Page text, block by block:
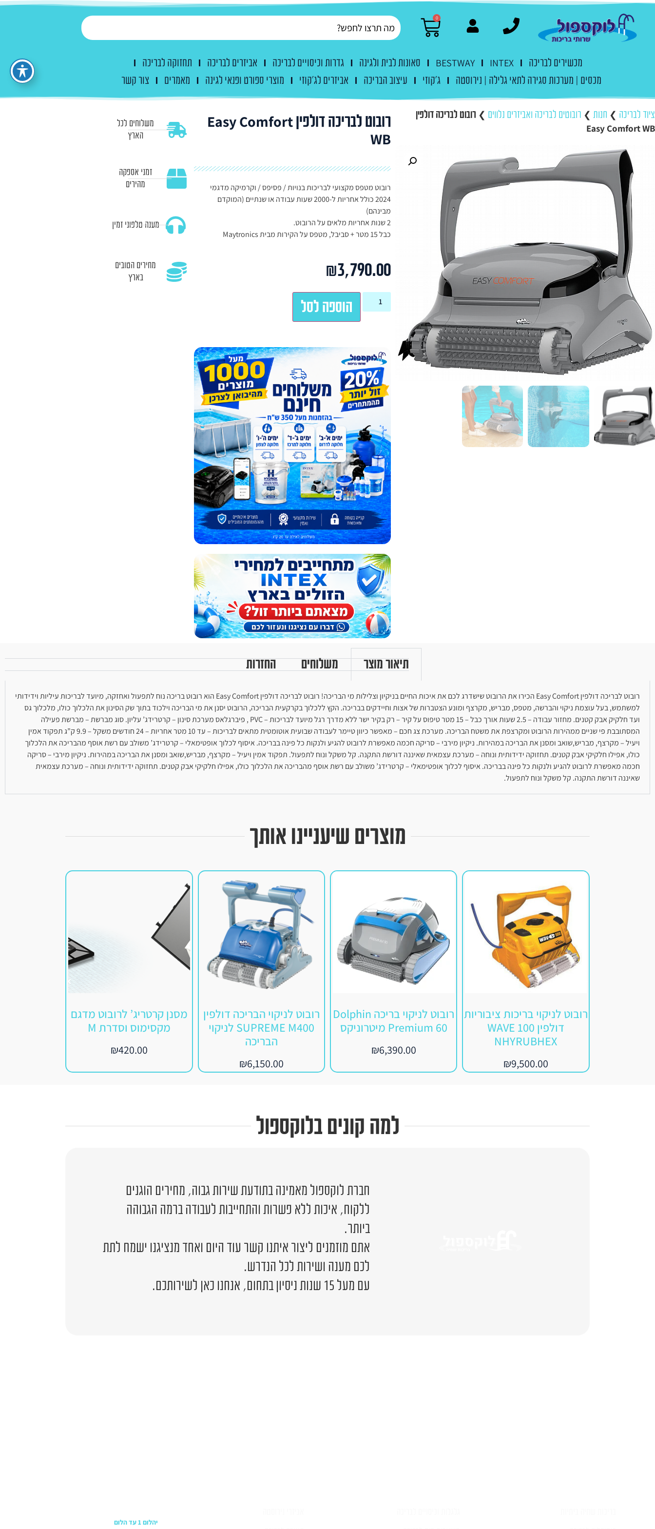
0
מכשירים לבריכה INTEX
BESTWAY סאונות לבית ולגינה גדרות וכיסויים לבריכה אביזרים לבריכה
תחזוקה לבריכה
מכסים | מערכות סגירה לתאי גלילה | נירוסטה
ג'קוזי עיצוב הבריכה אביזרים לג'קוזי מוצרי ספורט ופנאי לגינה מאמרים צור קשר
ציוד לבריכה ❯ חנות ❯ רובוטים לבריכה ואביזרים נלווים ❯ רובוט לבריכה דולפין
Easy Comfort WB
רובוט לבריכה דולפין Easy Comfort
WB
רובוט מטפס מקצועי לבריכות בנויות / פסיפס / וקרמיקה מדגמי
2024 כולל אחריות ל-2000 שעות עבודה או שנתיים (המוקדם
מבינהם)
2 שנות אחריות מלאים על הרובוט.
כבל 15 מטר + סביבל, מטפס על הקירות מבית Maytronics
₪3,790.00
הוספה לסל
משלוחים לכל
הארץ
זמני אספקה
מהירים
מענה טלפוני זמין
מחירים הטובים
בארץ
תיאור מוצר משלוחים החזרות
רובוט לבריכה דולפין Easy Comfort הכירו את הרובוט שישדרג לכם את איכות החיים בניקיון וצלילות מי הבריכה! רובוט לבריכה דולפין Easy Comfort הוא רובוט בריכה נוח לתפעול ואחזקה, מיועד לבריכות עיליות וידידותי
למשתמש, בעל עוצמת ניקוי והברשה, מטפס, מבריש, מקרצף ומונע הצטברות של אצות וחיידקים בבריכה. הקץ ללכלוך בקרקעית הבריכה, הרובוט יסנן את מי הבריכה וילכוד בתוך שק הסינון את הלכלוך כולו, מלכלוך גס
ועד חלקיק אבק קטנים. מחזור עבודה – 2.5 שעות אורך כבל – 15 מטר טיפוס על קיר – רק בקיר ישר ללא מדרך רגל מיועד לבריכות – PVC , פיברגלאס מערכת סינון – קרטרידג’ עליון. סוג מברשת – מברשת פעילה
המסתובבת פי שניים ממהירות הרובוט ומקרצפת את משטח הבריכה. מערכת צג חכם – מאפשר כיוון טיימר לעבודה שבועית אוטומטית מתאים לבריכות – עד 10 מטר אחריות – 24 חודשים משקל – 9.9 ק”ג תפקוד אמין
ויעיל – מקרצף, מבריש,שואב ומסנן את הבריכה במהירות. ניקיון מירבי – סריקה חכמה מאפשרת לרובוט להגיע ולנקות כל פינה בבריכה. איסוף לכלוך אופטימאלי – קרטרידג’ משולב עם רשת אוסף מהבריכה את הלכלוך
כולו, אפילו חלקיקי אבק קטנים. תחזוקה ידידותית ונוחה – מערכת עצמאית שאיננה דורשת התקנה. קל משקל ונוח לתפעול. תפקוד אמין ויעיל – מקרצף, מבריש,שואב ומסנן את הבריכה במהירות. ניקיון מירבי – סריקה
חכמה מאפשרת לרובוט להגיע ולנקות כל פינה בבריכה. איסוף לכלוך אופטימאלי – קרטרידג’ משולב עם רשת אוסף מהבריכה את הלכלוך כולו, אפילו חלקיקי אבק קטנים. תחזוקה ידידותית ונוחה – מערכת עצמאית
שאיננה דורשת התקנה. קל משקל ונוח לתפעול.
מוצרים שיעניינו אותך
רובוט לניקוי בריכות ציבוריות
דולפין WAVE 100
NHYRUBHEX
₪9,500.00
רובוט לניקוי בריכה Dolphin
Premium 60 מיטרוניקס
₪6,390.00
רובוט לניקוי הבריכה דולפין
SUPREME M400 לניקוי
הבריכה
₪6,150.00
מסנן קרטריג’ לרובוט מדגם
מקסימוס וסדרת M
₪420.00
למה קונים בלוקספול
חברת לוקספול מאמינה בתודעת שירות גבוה, מחירים הוגנים
ללקוח, איכות ללא פשרות והתחייבות לעבודה ברמה הגבוהה
ביותר.
אתם מוזמנים ליצור איתנו קשר עוד היום ואחד מנציגנו ישמח לתת
לכם מענה ושירות לכל הנדרש.
עם מעל 15 שנות ניסיון בתחום, אנחנו כאן לשירותכם.
יהלום 1 עד הלום